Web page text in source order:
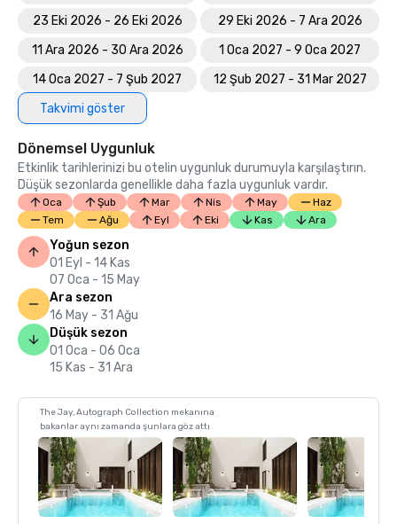
23 Eki 2026 - 26 Eki 2026
29 Eki 2026 - 7 Ara 2026
11 Ara 2026 - 30 Ara 2026
1 Oca 2027 - 9 Oca 2027
14 Oca 2027 - 7 Şub 2027
12 Şub 2027 - 31 Mar 2027
Takvimi göster
Dönemsel Uygunluk
Etkinlik tarihlerinizi bu otelin uygunluk durumuyla karşılaştırın.
Düşük sezonlarda genellikle daha fazla uygunluk vardır.
Oca Şub Mar Nis May
Haz
Tem
Ağu Eyl Eki Kas Ara
Yoğun sezon
01 Eyl - 14 Kas
07 Oca - 15 May
Ara sezon
16 May - 31 Ağu
Düşük sezon
01 Oca - 06 Oca
15 Kas - 31 Ara
The Jay, Autograph Collection mekanına
bakanlar aynı zamanda şunlara göz attı